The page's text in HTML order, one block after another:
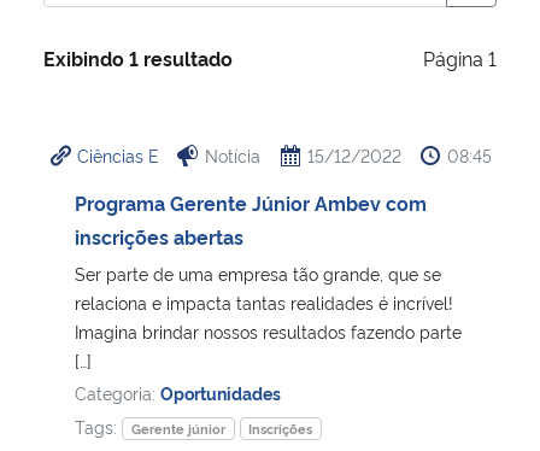
Ministério da Cidadania
Ministério da Saúde
Ministério de Minas e Energia
Ministério da Ciência, Tecnologia, Inovações e Comunicações
Ministério do Meio Ambiente
Exibindo 1 resultado Página 1
Ciências E Notícia 15/12/2022 08:45
Programa Gerente Júnior Ambev com
inscrições abertas
Ser parte de uma empresa tão grande, que se
relaciona e impacta tantas realidades é incrível!
Imagina brindar nossos resultados fazendo parte
[…]
Categoria: Oportunidades
Tags:
Gerente júnior Inscrições